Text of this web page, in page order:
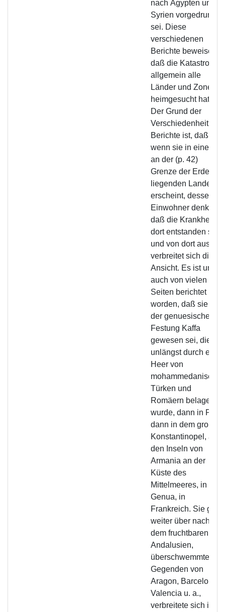
nach Ägypten und
Syrien
sei. Diese
verschiedenen
Berichte beweisen,
daß die Katastrophe
allgemein alle
Länder und Zonen
heimgesucht hat.
Der Grund der
Verschiedenheit der
Berichte ist, daß,
wenn sie in einem
an der (p. 42)
Grenze der Erde
liegenden Lande
erscheint, dessen
Einwohner denken,
daß die Krankheit
dort entstanden sei;
und von dort aus
verbreitet sich diese
Ansicht. Es ist uns
auch von vielen
Seiten berichtet
worden, daß sie in
der genuesischen
Festung Kaffa
gewesen sei, die
unlängst durch ein
Heer von
Türken und
Romäern belagert
wurde, dann in Pera,
dann in dem großen
Konstantinopel, auf
den Inseln von
Armania an der
Küste des
Mittelmeeres, in
Genua, in
Frankreich. Sie griff
weiter über nach
dem fruchtbaren
Andalusien,
überschwemmte die
Gegenden von
Aragon, Barcelona,
Valencia u. a.,
verbreitete sich in